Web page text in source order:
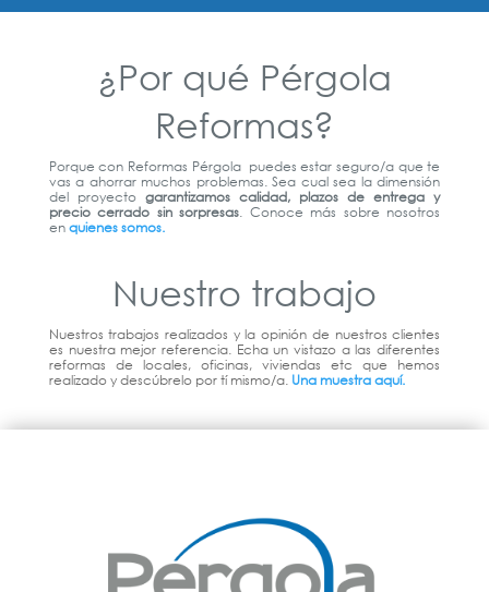
¿Por qué Pérgola
Reformas?
Porque con Reformas Pérgola puedes estar seguro/a que te
vas a ahorrar muchos problemas. Sea cual sea la dimensión
del proyecto garantizamos calidad, plazos de entrega y
precio cerrado sin sorpresas. Conoce más sobre nosotros
enquienes somos.
Nuestro trabajo
Nuestros trabajos realizados y la opinión de nuestros clientes
es nuestra mejor referencia. Echa un vistazo a las diferentes
reformas de locales, oficinas, viviendas etc que hemos
realizado y descúbrelo por tí mismo/a. Una muestra aquí.